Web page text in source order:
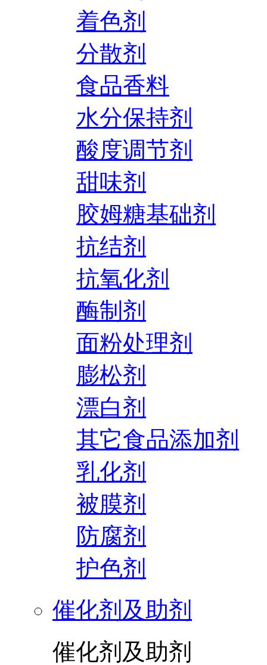
着色剂
分散剂
食品香料
水分保持剂
酸度调节剂
甜味剂
胶姆糖基础剂
抗结剂
抗氧化剂
酶制剂
面粉处理剂
膨松剂
漂白剂
其它食品添加剂
乳化剂
被膜剂
防腐剂
护色剂
催化剂及助剂
催化剂及助剂